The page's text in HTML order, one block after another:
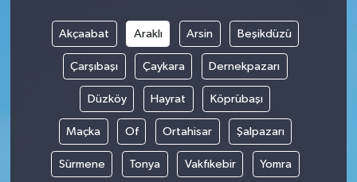
Akçaabat Araklı Arsin Beşikdüzü
Çarşıbaşı Çaykara Dernekpazarı
Düzköy Hayrat Köprübaşı
Maçka Of Ortahisar Şalpazarı
Sürmene Tonya Vakfıkebir Yomra